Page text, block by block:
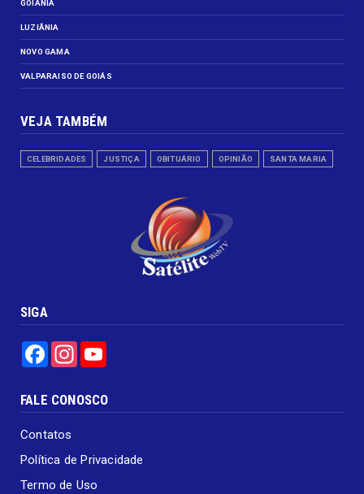
GOIÂNIA
LUZIÂNIA
NOVO GAMA
VALPARAISO DE GOIÁS
VEJA TAMBÉM
CELEBRIDADES JUSTIÇA OBITUÁRIO OPINIÃO SANTA MARIA
SIGA
FacebookInstagram
FALE CONOSCO
Contatos
Política de Privacidade
Termo de Uso